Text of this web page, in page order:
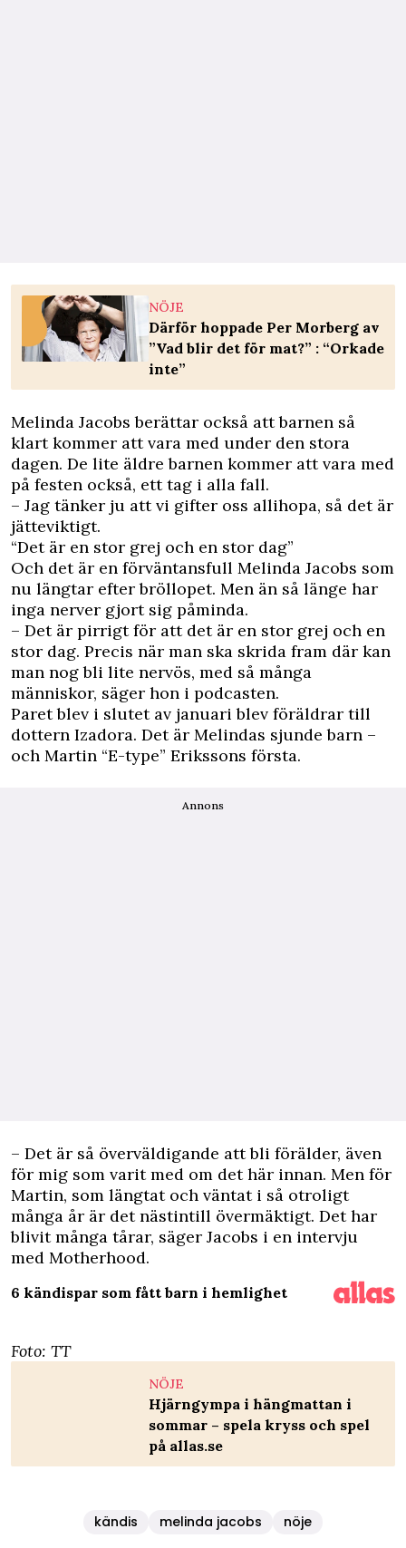
NÖJE
Därför hoppade Per Morberg av
”Vad blir det för mat?” : “Orkade
inte”
Melinda Jacobs berättar också att barnen så
klart kommer att vara med under den stora
dagen. De lite äldre barnen kommer att vara med
på festen också, ett tag i alla fall.
– Jag tänker ju att vi gifter oss allihopa, så det är
jätteviktigt.
“Det är en stor grej och en stor dag”
Och det är en förväntansfull Melinda Jacobs som
nu längtar efter bröllopet. Men än så länge har
inga nerver gjort sig påminda.
– Det är pirrigt för att det är en stor grej och en
stor dag. Precis när man ska skrida fram där kan
man nog bli lite nervös, med så många
människor, säger hon i podcasten.
Paret blev i slutet av januari blev föräldrar till
dottern Izadora. Det är Melindas sjunde barn –
och Martin “E-type” Erikssons första.
Annons
– Det är så överväldigande att bli förälder, även
för mig som varit med om det här innan. Men för
Martin, som längtat och väntat i så otroligt
många år är det nästintill övermäktigt. Det har
blivit många tårar, säger Jacobs i en intervju
med Motherhood.
6 kändispar som fått barn i hemlighet
Foto: TT
NÖJE
Hjärngympa i hängmattan i
sommar – spela kryss och spel
på allas.se
kändis melinda jacobs nöje